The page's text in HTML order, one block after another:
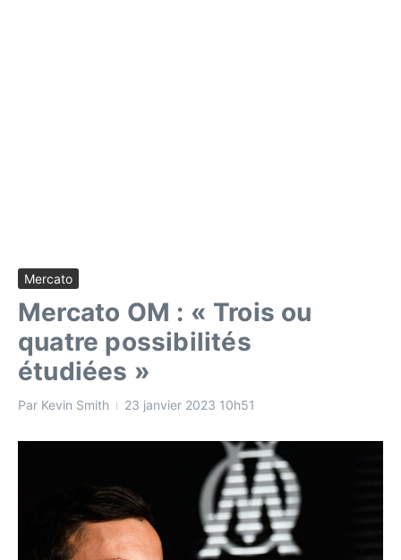
Mercato
Mercato OM : « Trois ou
quatre possibilités
étudiées »
Par Kevin Smith 23 janvier 2023 10h51